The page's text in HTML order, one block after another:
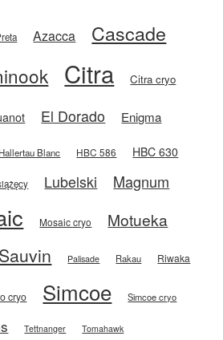
Azacca Cascade
Citra Citra cryo
El Dorado Enigma
Hallertau Blanc HBC 586 HBC 630
Lubelski
Magnum
Mosaic cryo Motueka
Palisade Rakau Riwaka
cryo Simcoe Simcoe cryo
Tettnanger Tomahawk